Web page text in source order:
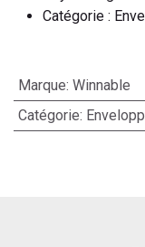
Catégorie :
Marque: Winnable
Catégorie: